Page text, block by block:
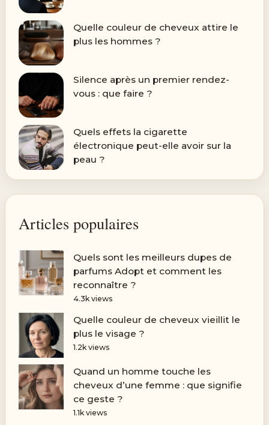
Quelle couleur de cheveux attire le
plus les hommes ?
Silence après un premier rendez-
vous : que faire ?
Quels effets la cigarette
électronique peut-elle avoir sur la
peau ?
Articles populaires
Quels sont les meilleurs dupes de
parfums Adopt et comment les
reconnaître ?
4.3k views
Quelle couleur de cheveux vieillit le
plus le visage ?
1.2k views
Quand un homme touche les
cheveux d’une femme : que signifie
ce geste ?
1.1k views